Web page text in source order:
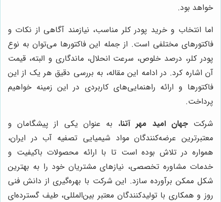
خواهد بود.
اما انتخاب و خرید پودر کلر مناسب، نیازمند آگاهی از نکات و
فاکتورهای مختلفی است. از جمله این فاکتورها می‌توان به نوع
پودر کلر، درصد خلوص، سرعت انحلال، ماندگاری و البته، قیمت
آن اشاره کرد. در ادامه این مقاله، به بررسی دقیق هر یک از این
فاکتورها و ارائه راهنمایی‌های کاربردی در این زمینه خواهیم
پرداخت.
شرکتجهان امید مهر آتنا، به عنوان یکی از پیشگامان و
معتبرترین عرضه‌کنندگان مواد شیمیایی تصفیه آب در ایران،
همواره در تلاش بوده است تا با ارائه محصولات باکیفیت و
خدمات مشاوره تخصصی، نیازهای مشتریان خود را به بهترین
شکل ممکن برآورده سازد. این شرکت با بهره‌گیری از دانش فنی
روز و همکاری با تولیدکنندگان معتبر بین‌المللی، طیف گسترده‌ای